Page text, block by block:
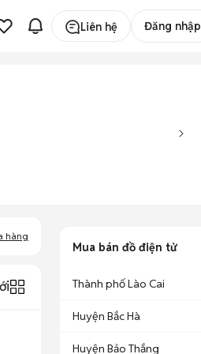
Liên hệ Đăng nhập
hàng
Mua bán đồ điện tử
Thành phố Lào Cai
Huyện Bắc Hà
Huyện Bảo Thắng